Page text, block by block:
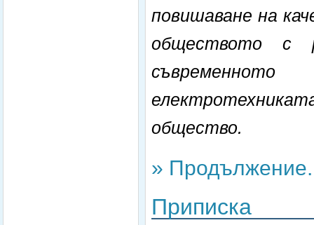
повишаване на
обществото с
общество.
»
Приписка